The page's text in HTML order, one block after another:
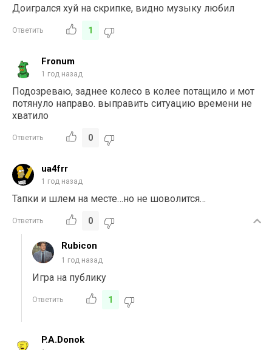
Доигрался хуй на скрипке, видно музыку любил
Ответить 1
Fronum
1 год назад
Подозреваю, заднее колесо в колее потащило и мот
потянуло направо. выправить ситуацию времени не
хватило
Ответить 0
ua4frr
1 год назад
Тапки и шлем на месте…но не шоволится…
Ответить 0
Rubicon
1 год назад
Игра на публику
Ответить 1
P.A.Donok